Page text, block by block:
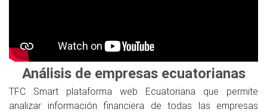
Análisis de empresas ecuatorianas
TFC Smart plataforma web Ecuatoriana que permite
analizar información financiera de todas las empresas